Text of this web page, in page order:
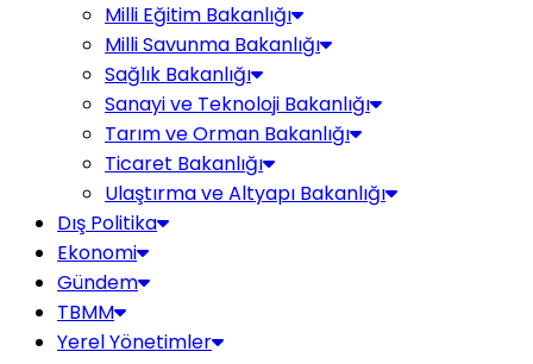
Milli Eğitim Bakanlığı
Milli Savunma Bakanlığı
Sağlık Bakanlığı
Sanayi ve Teknoloji Bakanlığı
Tarım ve Orman Bakanlığı
Ticaret Bakanlığı
Ulaştırma ve Altyapı Bakanlığı
Dış Politika
Ekonomi
Gündem
TBMM
Yerel Yönetimler